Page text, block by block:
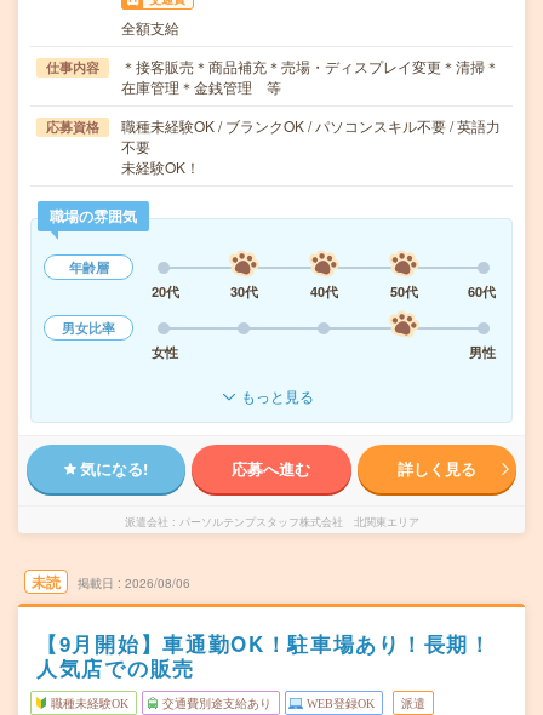
全額支給
仕事内容
＊接客販売＊商品補充＊売場・ディスプレイ変更＊清掃＊
在庫管理＊金銭管理 等
応募資格
職種未経験OK / ブランクOK / パソコンスキル不要 / 英語力
不要
未経験OK！
職場の雰囲気
年齢層
20代
30代 40代 50代
60代
男女比率
女性
男性
もっと見る
気になる! 応募へ進む 詳しく見る
派遣会社 パーソルテンプスタッフ株式会社 北関東エリア
未読 掲載日 2026/08/06
【9月開始】車通勤OK！駐車場あり！長期！
人気店での販売
職種未経験OK 交通費別途支給あり WEB登録OK 派遣